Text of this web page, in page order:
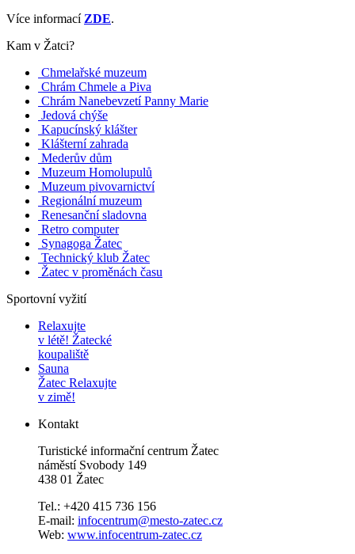
Více informacíZDE.
Kam v Žatci?
Chmelařské muzeum
Chrám Chmele a Piva
Chrám Nanebevzetí Panny Marie
Jedová chýše
Kapucínský klášter
Klášterní zahrada
Mederův dům
Muzeum Homolupulů
Muzeum pivovarnictví
Regionální muzeum
Renesanční sladovna
Retro computer
Synagoga Žatec
Technický klub Žatec
Žatec v proměnách času
Sportovní vyžití
Relaxujte
v létě! Žatecké
koupaliště
Sauna
Žatec Relaxujte
v zimě!
Kontakt
Turistické informační centrum Žatec
náměstí Svobody 149
438 01 Žatec
Tel.: +420 415 736 156
E-mail: infocentrum@mesto-zatec.cz
Web: www.infocentrum-zatec.cz